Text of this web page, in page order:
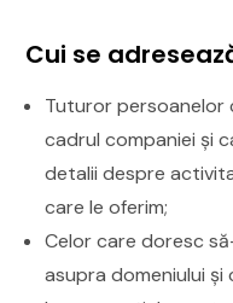
Cui se
Tuturor persoanelor
cadrul companiei și
detalii despre
care le oferim;
Celor care doresc
asupra domeniului și